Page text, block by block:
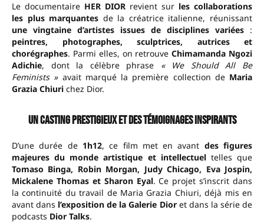
Le documentaire HER DIOR revient sur les collaborations
les plus marquantes de la créatrice italienne, réunissant
une vingtaine d’artistes issues de disciplines variées :
peintres, photographes, sculptrices, autrices et
chorégraphes. Parmi elles, on retrouveChimamanda Ngozi
Adichie, dont la célèbre phrase « We Should All Be
Feminists »avait marqué la première collection de Maria
Grazia Chiuri chez Dior.
Un casting prestigieux et des témoignages inspirants
D’une durée de 1h12, ce film met en avant des figures
majeures du monde artistique et intellectueltelles que
Tomaso Binga, Robin Morgan, Judy Chicago, Eva Jospin,
Mickalene Thomas et Sharon Eyal. Ce projet s’inscrit dans
la continuité du travail de Maria Grazia Chiuri, déjà mis en
avant dans l’exposition de la Galerie Dioret dans la série de
podcasts Dior Talks.